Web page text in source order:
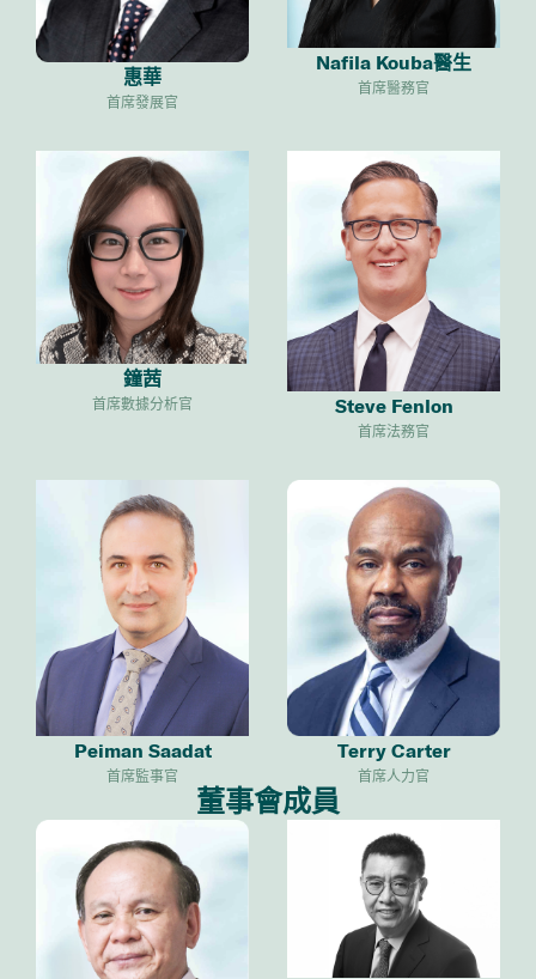
惠華
首席發展官
Nafila Kouba醫生
首席醫務官
鐘茜
首席數據分析官 Steve Fenlon
首席法務官
Peiman Saadat
首席監事官
Terry Carter
首席人力官
董事會成員